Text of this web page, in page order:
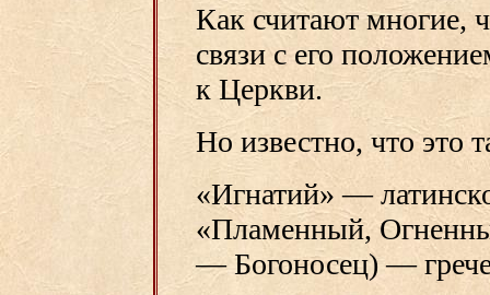
Как считают многие,
связи с его
к Церкви.
Но известно, что это
«Игнатий» —
«Пламенный,
— Богоносец) —